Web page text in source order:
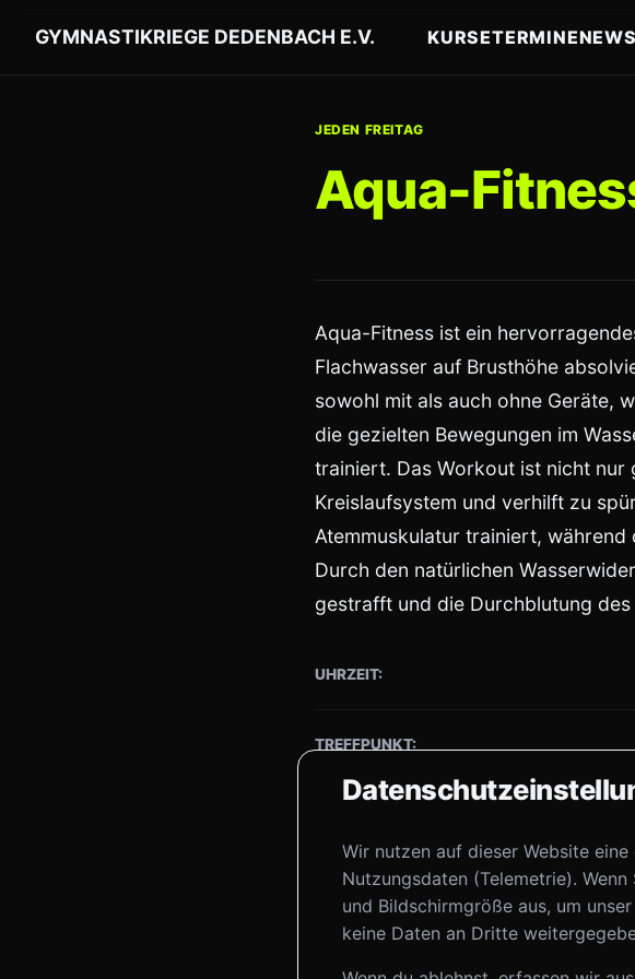
Wir nutzen auf dieser Website
Nutzungsdaten (Telemetrie).
und Bildschirmgröße aus, um
keine Daten an Dritte
GYMNASTIKRIEGE DEDENBACH E.V. KURSETERMINENEWS
JEDEN FREITAG
Aqua-
Aqua-Fitness ist ein
Flachwasser auf Brusthöhe
sowohl mit als auch ohne Geräte,
die gezielten Bewegungen im
trainiert. Das Workout ist nicht
Kreislaufsystem und verhilft zu
Atemmuskulatur trainiert,
Durch den natürlichen
gestrafft und die Durchblutung
UHRZEIT:
TREFFPUNKT:
Sigrid Hergarten